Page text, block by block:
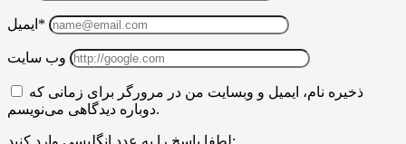
ایمیل*
وب سایت
ذخیره نام، ایمیل و وبسایت من در مرورگر برای زمانی که
دوباره دیدگاهی می‌نویسم.
لطفا پاسخ را به عدد انگلیسی وارد کنید: